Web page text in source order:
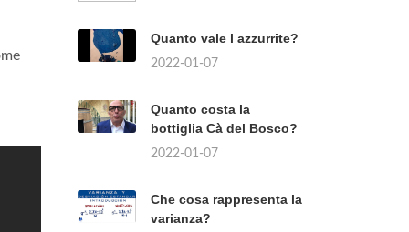
Quanto vale l azzurrite?
2022-01-07
Quanto costa la
bottiglia Cà del Bosco?
2022-01-07
Che cosa rappresenta la
varianza?